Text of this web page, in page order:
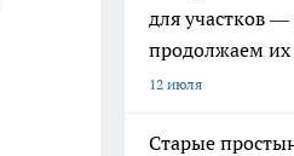
для участков
продолжаем их
12 июля
Старые